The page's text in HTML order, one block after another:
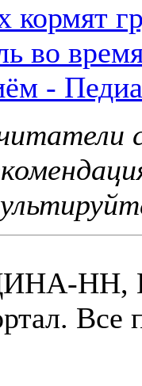
кормят
во
-
НН,
Все